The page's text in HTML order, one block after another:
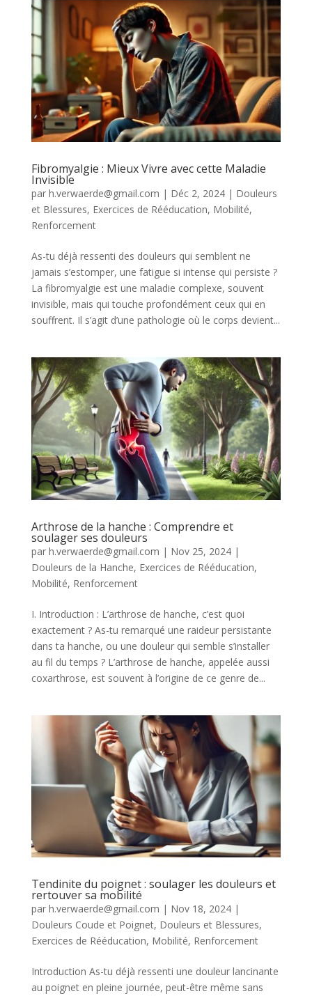
Fibromyalgie : Mieux Vivre avec cette Maladie
Invisible
par h.verwaerde@gmail.com | Déc 2, 2024| Douleurs
et Blessures, Exercices de Rééducation, Mobilité,
Renforcement
As-tu déjà ressenti des douleurs qui semblent ne
jamais s’estomper, une fatigue si intense qui persiste ?
La fibromyalgie est une maladie complexe, souvent
invisible, mais qui touche profondément ceux qui en
souffrent. Il s’agit d’une pathologie où le corps devient...
Arthrose de la hanche : Comprendre et
soulager ses douleurs
par h.verwaerde@gmail.com | Nov 25, 2024|
Douleurs de la Hanche, Exercices de Rééducation,
Mobilité, Renforcement
I. Introduction : L’arthrose de hanche, c’est quoi
exactement ? As-tu remarqué une raideur persistante
dans ta hanche, ou une douleur qui semble s’installer
au fil du temps ? L’arthrose de hanche, appelée aussi
coxarthrose, est souvent à l’origine de ce genre de...
Tendinite du poignet : soulager les douleurs et
rertouver sa mobilité
par h.verwaerde@gmail.com | Nov 18, 2024|
Douleurs Coude et Poignet, Douleurs et Blessures,
Exercices de Rééducation, Mobilité, Renforcement
Introduction As-tu déjà ressenti une douleur lancinante
au poignet en pleine journée, peut-être même sans